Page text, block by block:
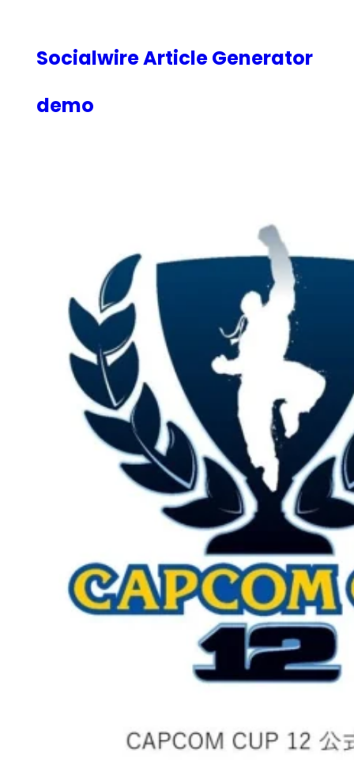
Socialwire Article Generator
demo